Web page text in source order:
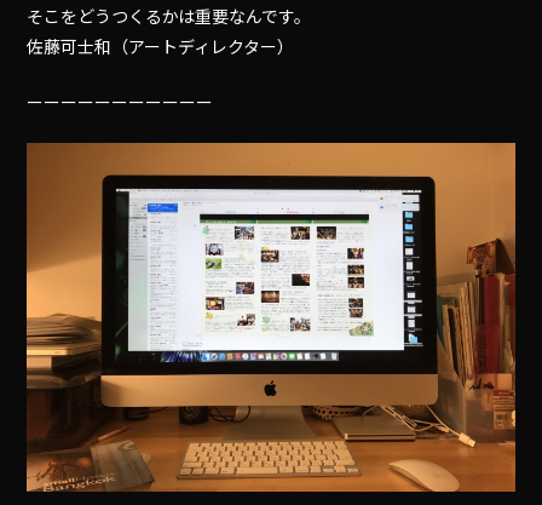
そこをどうつくるかは重要なんです。
佐藤可士和（アートディレクター）
ーーーーーーーーーーー